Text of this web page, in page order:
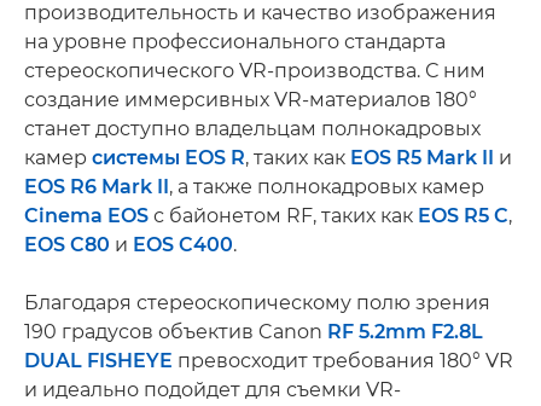
производительность и качество изображения
на уровне профессионального стандарта
стереоскопического VR-производства. С ним
создание иммерсивных VR-материалов 180°
станет доступно владельцам полнокадровых
камер системы EOS R, таких как EOS R5 Mark II
и
EOS R6 Mark II , а также полнокадровых камер
Cinema EOS с байонетом RF, таких как EOS R5 C,
EOS C80 и EOS C400.
Благодаря стереоскопическому полю зрения
190 градусов объектив Canon RF 5.2mm F2.8L
DUAL FISHEYE превосходит требования 180° VR
и идеально подойдет для съемки VR-